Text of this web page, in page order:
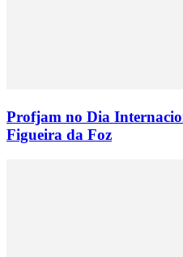
Profjam no Dia
Figueira da Foz